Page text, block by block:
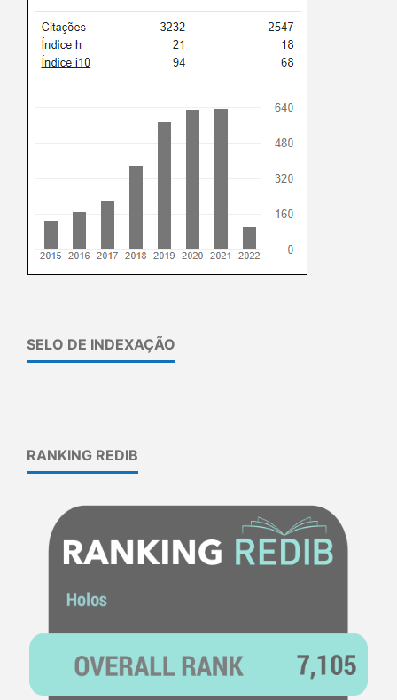
SELO DE INDEXAÇÃO
RANKING REDIB